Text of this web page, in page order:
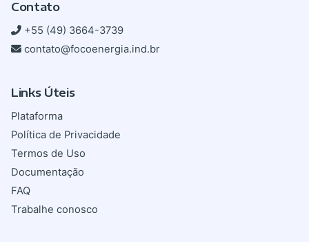
Contato
+55 (49) 3664-3739
contato@focoenergia.ind.br
Links Úteis
Plataforma
Política de Privacidade
Termos de Uso
Documentação
FAQ
Trabalhe conosco